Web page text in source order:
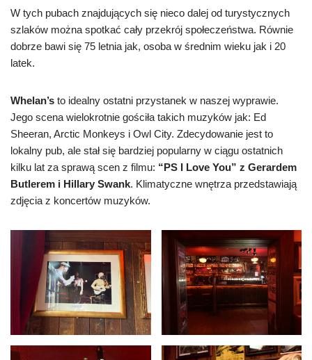
W tych pubach znajdujących się nieco dalej od turystycznych
szlaków można spotkać cały przekrój społeczeństwa. Równie
dobrze bawi się 75 letnia jak, osoba w średnim wieku jak i 20
latek.
Whelan’s to idealny ostatni przystanek w naszej wyprawie.
Jego scena wielokrotnie gościła takich muzyków jak: Ed
Sheeran, Arctic Monkeys i Owl City. Zdecydowanie jest to
lokalny pub, ale stał się bardziej popularny w ciągu ostatnich
kilku lat za sprawą scen z filmu: “PS I Love You” z Gerardem
Butlerem i Hillary Swank. Klimatyczne wnętrza przedstawiają
zdjęcia z koncertów muzyków.